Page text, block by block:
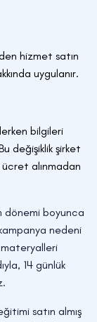
hizmet satın
uygulanır.
bilgileri
değişiklik şirket
alınmadan
dönemi boyunca
nedeni
materyalleri
14 günlük
satın almış